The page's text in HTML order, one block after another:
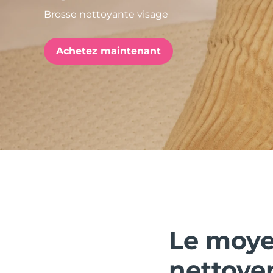
Brosse nettoyante visage
Achetez maintenant
Le
issa™ Teeth Whitening Set
FAQ™ Dual LED Panel
POPULAIRE